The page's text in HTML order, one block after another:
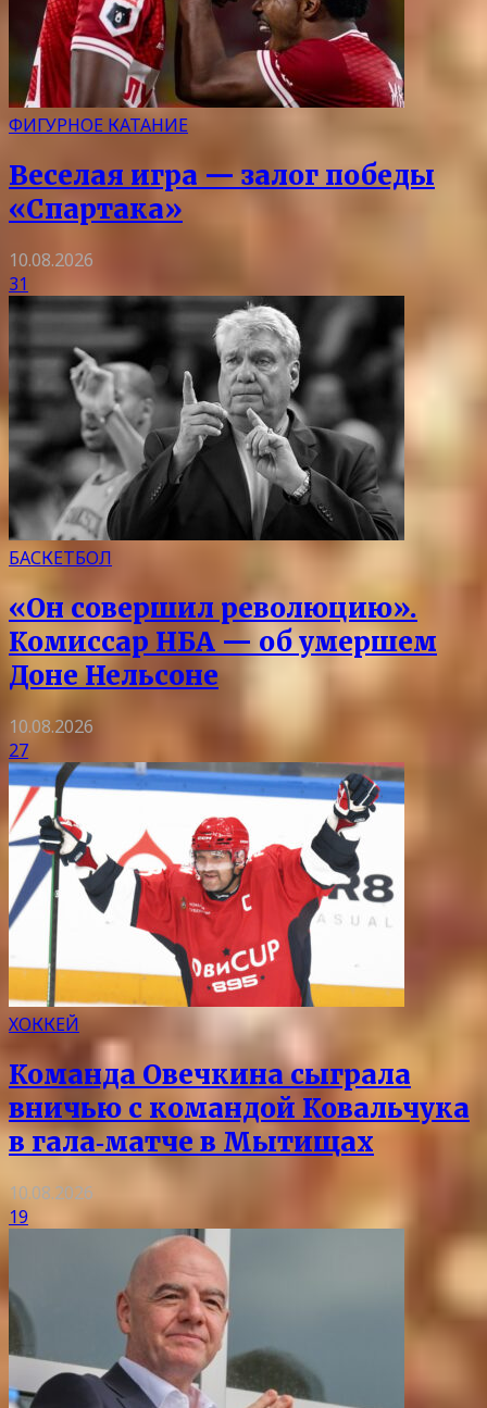
ФИГУРНОЕ КАТАНИЕ
Веселая игра — залог победы
«Спартака»
10.08.2026
31
БАСКЕТБОЛ
«Он совершил революцию».
Комиссар НБА — об умершем
Доне Нельсоне
10.08.2026
27
ХОККЕЙ
Команда Овечкина сыграла
вничью с командой Ковальчука
в гала‑матче в Мытищах
10.08.2026
19